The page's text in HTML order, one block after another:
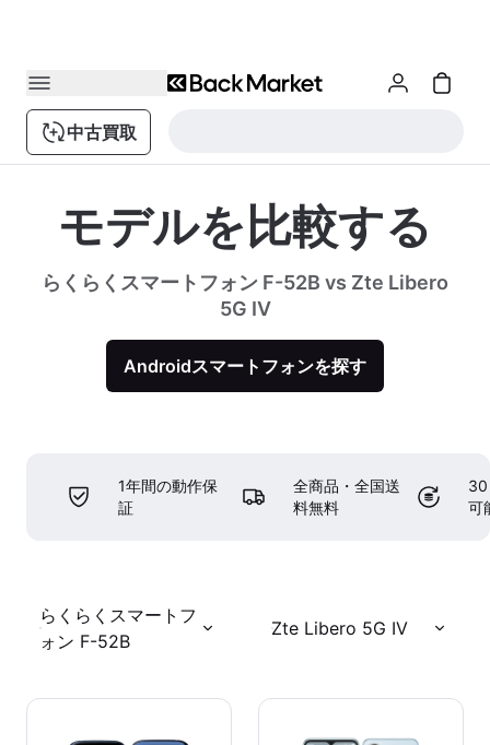
中古買取
モデルを比較する
らくらくスマートフォン F-52B vs Zte Libero
5G IV
Androidスマートフォンを探す
1年間の動作保
証
全商品・全国送
料無料
30
可
らくらくスマートフ
ォン F-52B
Zte Libero 5G IV